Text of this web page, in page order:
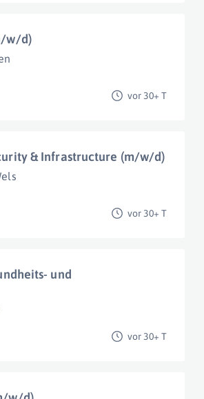
w/d)
vor 30+ T
& Infrastructure (m/w/d)
vor 30+ T
und
vor 30+ T